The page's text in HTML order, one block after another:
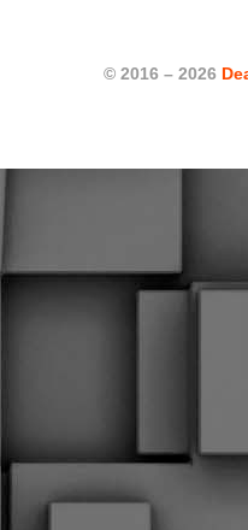
© 2016 – 2026